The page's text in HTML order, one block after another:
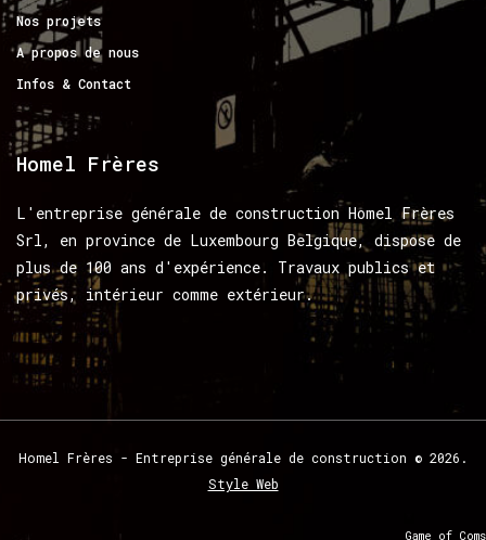
Nos projets
A propos de nous
Infos & Contact
Homel Frères
L'entreprise générale de construction Homel Frères
Srl, en province de Luxembourg Belgique, dispose de
plus de 100 ans d'expérience. Travaux publics et
privés, intérieur comme extérieur.
Homel Frères - Entreprise générale de construction © 2026.
Style Web
Game of Coms